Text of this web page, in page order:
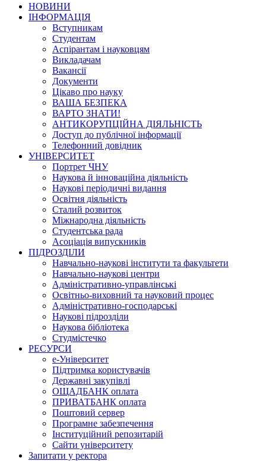
НОВИНИ
ІНФОРМАЦІЯ
Вступникам
Студентам
Аспірантам і науковцям
Викладачам
Вакансії
Документи
Цікаво про науку
ВАША БЕЗПЕКА
ВАРТО ЗНАТИ!
АНТИКОРУПЦІЙНА ДІЯЛЬНІСТЬ
Доступ до публічної інформації
Телефонний довідник
УНІВЕРСИТЕТ
Портрет ЧНУ
Наукова й інноваційна діяльність
Наукові періодичні видання
Освітня діяльність
Сталий розвиток
Міжнародна діяльність
Студентська рада
Асоціація випускників
ПІДРОЗДІЛИ
Навчально-наукові інститути та факультети
Навчально-наукові центри
Адміністративно-управлінські
Освітньо-виховний та науковий процес
Адміністративно-господарські
Наукові підрозділи
Наукова бібліотека
Студмістечко
РЕСУРСИ
е-Університет
Підтримка користувачів
Державні закупівлі
ОЩАДБАНК оплата
ПРИВАТБАНК оплата
Поштовий сервер
Програмне забезпечення
Інституційний репозитарій
Сайти університету
Запитати у ректора